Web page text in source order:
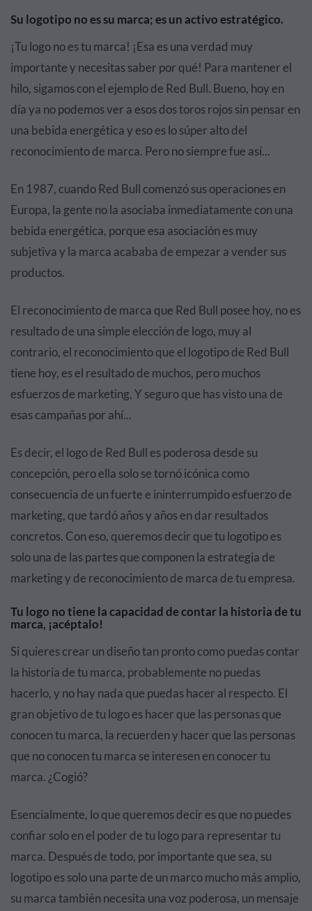
Su logotipo no es su marca; es un activo estratégico.
¡Tu logo no es tu marca! ¡Esa es una verdad muy
importante y necesitas saber por qué! Para mantener el
hilo, sigamos con el ejemplo de Red Bull. Bueno, hoy en
día ya no podemos ver a esos dos toros rojos sin pensar en
una bebida energética y eso es lo súper alto del
reconocimiento de marca. Pero no siempre fue así...
En 1987, cuando Red Bull comenzó sus operaciones en
Europa, la gente no la asociaba inmediatamente con una
bebida energética, porque esa asociación es muy
subjetiva y la marca acababa de empezar a vender sus
productos.
El reconocimiento de marca que Red Bull posee hoy, no es
resultado de una simple elección de logo, muy al
contrario, el reconocimiento que el logotipo de Red Bull
tiene hoy, es el resultado de muchos, pero muchos
esfuerzos de marketing, Y seguro que has visto una de
esas campañas por ahí...
Es decir, el logo de Red Bull es poderosa desde su
concepción, pero ella solo se tornó icónica como
consecuencia de un fuerte e ininterrumpido esfuerzo de
marketing, que tardó años y años en dar resultados
concretos. Con eso, queremos decir que tu logotipo es
solo una de las partes que componen la estrategia de
marketing y de reconocimiento de marca de tu empresa.
Tu logo no tiene la capacidad de contar la historia de tu
marca, ¡acéptalo!
Si quieres crear un diseño tan pronto como puedas contar
la historia de tu marca, probablemente no puedas
hacerlo, y no hay nada que puedas hacer al respecto. El
gran objetivo de tu logo es hacer que las personas que
conocen tu marca, la recuerden y hacer que las personas
que no conocen tu marca se interesen en conocer tu
marca. ¿Cogió?
Esencialmente, lo que queremos decir es que no puedes
confiar solo en el poder de tu logo para representar tu
marca. Después de todo, por importante que sea, su
logotipo es solo una parte de un marco mucho más amplio,
su marca también necesita una voz poderosa, un mensaje